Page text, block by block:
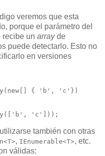
veremos que esta
porque el parámetro del
recibe un arrayde
puede detectarlo. Esto no
en versiones
{ 'b', 'c'})
también con otras
, IEnumerable<T>, etc.
válidas: